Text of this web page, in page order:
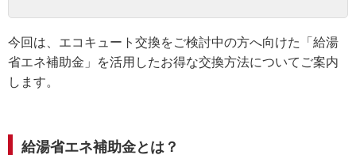
今回は、エコキュート交換をご検討中の方へ向けた「給湯
省エネ補助金」を活用したお得な交換方法についてご案内
します。
給湯省エネ補助金とは？